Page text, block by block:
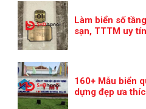
Làm biển số
sạn, TTTM uy
160+ Mẫu biển
dựng đẹp ưa